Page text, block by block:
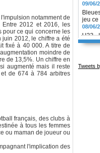
notamment de
Entre 2012 et 2016, les
pour ce qui concerne les
juin 2012, le chiffre a été
fixé à 40 000. A titre de
moindre de
de 13,5%. Un chiffre en
augmenté mais il reste
de 674 à 784 arbitres
français, des clubs à
à tous les femmes
ou maman de joueur ou
l'implication des
08/06/
U23 -
08/06/
08/06/
08/06/
Tweets